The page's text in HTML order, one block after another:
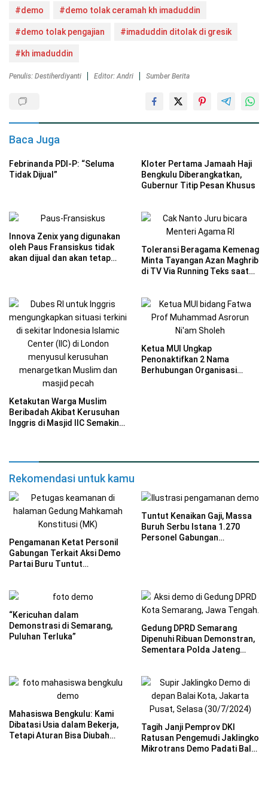
#demo #demo tolak ceramah kh imaduddin
#demo tolak pengajian #imaduddin ditolak di gresik
#kh imaduddin
Penulis: Destiherdiyanti Editor: Andri Sumber Berita
Baca Juga
Febrinanda PDI-P: “Seluma
Tidak Dijual”
Kloter Pertama Jamaah Haji
Bengkulu Diberangkatkan,
Gubernur Titip Pesan Khusus
Innova Zenix yang digunakan
oleh Paus Fransiskus tidak
akan dijual dan akan tetap
Toleransi Beragama Kemenag
Minta Tayangan Azan Maghrib
di TV Via Running Teks saat
Ketakutan Warga Muslim
Beribadah Akibat Kerusuhan
Inggris di Masjid IIC Semakin
Ketua MUI Ungkap
Penonaktifkan 2 Nama
Berhubungan Organisasi
Rekomendasi untuk kamu
Pengamanan Ketat Personil
Gabungan Terkait Aksi Demo
Partai Buru Tuntut
Tuntut Kenaikan Gaji, Massa
Buruh Serbu Istana 1.270
Personel Gabungan
“Kericuhan dalam
Demonstrasi di Semarang,
Puluhan Terluka”
Gedung DPRD Semarang
Dipenuhi Ribuan Demonstran,
Sementara Polda Jateng
Mengamankan Situasi
Mahasiswa Bengkulu: Kami
Dibatasi Usia dalam Bekerja,
Tetapi Aturan Bisa Diubah
Tagih Janji Pemprov DKI
Ratusan Pengemudi Jaklingko
Mikrotrans Demo Padati Balai